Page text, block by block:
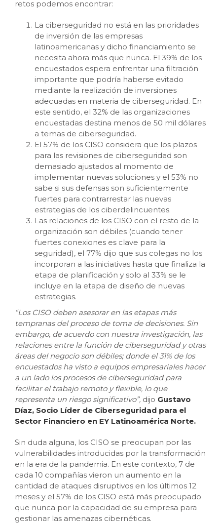
retos podemos encontrar:
La ciberseguridad no está en las prioridades
de inversión de las empresas
latinoamericanas y dicho financiamiento se
necesita ahora más que nunca. El 39% de los
encuestados espera enfrentar una filtración
importante que podría haberse evitado
mediante la realización de inversiones
adecuadas en materia de ciberseguridad. En
este sentido, el 32% de las organizaciones
encuestadas destina menos de 50 mil dólares
a temas de ciberseguridad.
El 57% de los CISO considera que los plazos
para las revisiones de ciberseguridad son
demasiado ajustados al momento de
implementar nuevas soluciones y el 53% no
sabe si sus defensas son suficientemente
fuertes para contrarrestar las nuevas
estrategias de los ciberdelincuentes.
Las relaciones de los CISO con el resto de la
organización son débiles (cuando tener
fuertes conexiones es clave para la
seguridad), el 77% dijo que sus colegas no los
incorporan a las iniciativas hasta que finaliza la
etapa de planificación y solo al 33% se le
incluye en la etapa de diseño de nuevas
estrategias.
“Los CISO deben asesorar en las etapas más
tempranas del proceso de toma de decisiones. Sin
embargo, de acuerdo con nuestra investigación, las
relaciones entre la función de ciberseguridad y otras
áreas del negocio son débiles; donde el 31% de los
encuestados ha visto a equipos empresariales hacer
a un lado los procesos de ciberseguridad para
facilitar el trabajo remoto y flexible, lo que
representa un riesgo significativo”, dijo Gustavo
Díaz, Socio Líder de Ciberseguridad para el
Sector Financiero en EY Latinoamérica Norte.
Sin duda alguna, los CISO se preocupan por las
vulnerabilidades introducidas por la transformación
en la era de la pandemia. En este contexto, 7 de
cada 10 compañías vieron un aumento en la
cantidad de ataques disruptivos en los últimos 12
meses y el 57% de los CISO está más preocupado
que nunca por la capacidad de su empresa para
gestionar las amenazas cibernéticas.